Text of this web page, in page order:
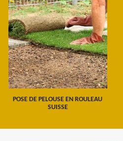
POSE DE PELOUSE EN ROULEAU
SUISSE